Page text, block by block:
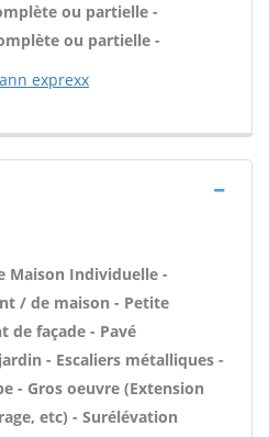
ou partielle -
ou partielle -
exprexx
Maison Individuelle -
/ de maison - Petite
de façade - Pavé
- Escaliers métalliques -
- Gros oeuvre (Extension
etc) - Surélévation